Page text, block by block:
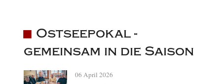
Ostseepokal -
gemeinsam in die Saison
06 April 2026